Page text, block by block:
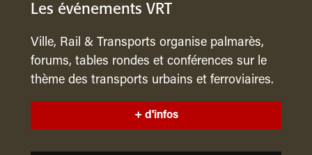
Les événements VRT
Ville, Rail & Transports organise palmarès,
forums, tables rondes et conférences sur le
thème des transports urbains et ferroviaires.
+ d'infos